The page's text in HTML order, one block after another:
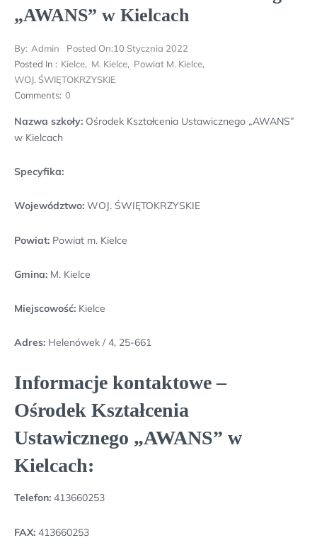
„AWANS” w Kielcach
By: Admin Posted On:10 Stycznia 2022
Posted In : Kielce, M. Kielce, Powiat M. Kielce,
WOJ. ŚWIĘTOKRZYSKIE
Comments: 0
Nazwa szkoły: Ośrodek Kształcenia Ustawicznego „AWANS”
w Kielcach
Specyfika:
Województwo: WOJ. ŚWIĘTOKRZYSKIE
Powiat: Powiat m. Kielce
Gmina: M. Kielce
Miejscowość: Kielce
Adres: Helenówek / 4, 25-661
Informacje kontaktowe –
Ośrodek Kształcenia
Ustawicznego „AWANS” w
Kielcach:
Telefon: 413660253
FAX: 413660253